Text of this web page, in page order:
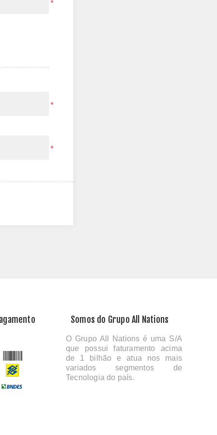
*
*
*
Somos do Grupo All Nations
O Grupo All Nations é uma S/A
que possui faturamento acima
de 1 bilhão e atua nos mais
variados segmentos de
Tecnologia do país.